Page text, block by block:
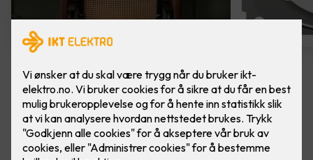
ELKO One USB A+C Renhvit
Innfelt installasjon - For lading av f.eks.
mobiltelefoner, laptop og nettbrett.